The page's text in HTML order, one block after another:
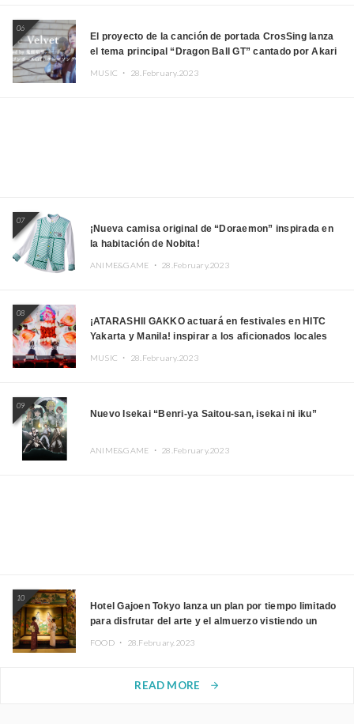
06
El proyecto de la canción de portada CrosSing lanza
el tema principal “Dragon Ball GT” cantado por Akari
MUSIC ・ 28.February.2023
07
¡Nueva camisa original de “Doraemon” inspirada en
la habitación de Nobita!
ANIME&GAME ・ 28.February.2023
08
¡ATARASHII GAKKO actuará en festivales en HITC
Yakarta y Manila! inspirar a los aficionados locales
MUSIC ・ 28.February.2023
09
Nuevo Isekai “Benri-ya Saitou-san, isekai ni iku”
ANIME&GAME ・ 28.February.2023
10
Hotel Gajoen Tokyo lanza un plan por tiempo limitado
para disfrutar del arte y el almuerzo vistiendo un
FOOD ・ 28.February.2023
READ MORE arrow_forward